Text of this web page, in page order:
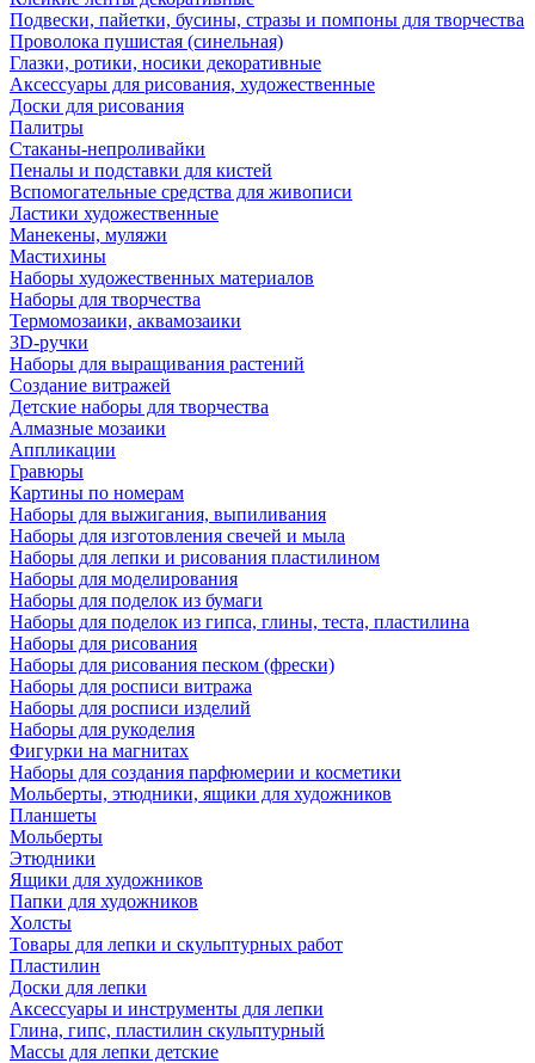
Подвески, пайетки, бусины, стразы и помпоны для творчества
Проволока пушистая (синельная)
Глазки, ротики, носики декоративные
Аксессуары для рисования, художественные
Доски для рисования
Палитры
Стаканы-непроливайки
Пеналы и подставки для кистей
Вспомогательные средства для живописи
Ластики художественные
Манекены, муляжи
Мастихины
Наборы художественных материалов
Наборы для творчества
Термомозаики, аквамозаики
3D-ручки
Наборы для выращивания растений
Создание витражей
Детские наборы для творчества
Алмазные мозаики
Аппликации
Гравюры
Картины по номерам
Наборы для выжигания, выпиливания
Наборы для изготовления свечей и мыла
Наборы для лепки и рисования пластилином
Наборы для моделирования
Наборы для поделок из бумаги
Наборы для поделок из гипса, глины, теста, пластилина
Наборы для рисования
Наборы для рисования песком (фрески)
Наборы для росписи витража
Наборы для росписи изделий
Наборы для рукоделия
Фигурки на магнитах
Наборы для создания парфюмерии и косметики
Мольберты, этюдники, ящики для художников
Планшеты
Мольберты
Этюдники
Ящики для художников
Папки для художников
Холсты
Товары для лепки и скульптурных работ
Пластилин
Доски для лепки
Аксессуары и инструменты для лепки
Глина, гипс, пластилин скульптурный
Массы для лепки детские